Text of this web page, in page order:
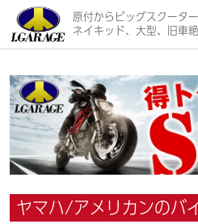
原付からビッグスクーター
ネイキッド、大型、旧車
ヤマハ/アメリカンのバ